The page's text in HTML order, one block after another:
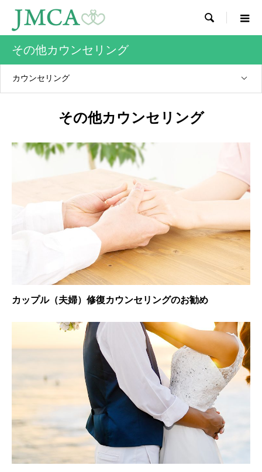

その他カウンセリング
カウンセリング
その他カウンセリング
カップル（夫婦）修復カウンセリングのお勧め